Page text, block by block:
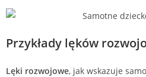
Przykłady lęków
Lęki rozwojowe, jak wskazuje